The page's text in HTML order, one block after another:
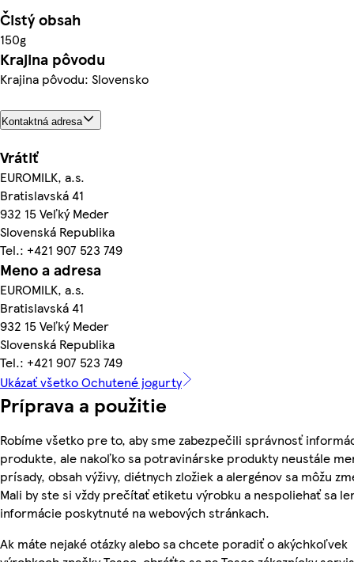
Čistý obsah
150g
Krajina pôvodu
Krajina pôvodu: Slovensko
Kontaktná adresa
Vrátiť
EUROMILK, a.s.
Bratislavská 41
932 15 Veľký Meder
Slovenská Republika
Tel.: +421 907 523 749
Meno a adresa
EUROMILK, a.s.
Bratislavská 41
932 15 Veľký Meder
Slovenská Republika
Tel.: +421 907 523 749
Ukázať všetko Ochutené jogurty
Príprava a použitie
Robíme všetko pre to, aby sme zabezpečili správnosť
produkte, ale nakoľko sa potravinárske produkty neustále
prísady, obsah výživy, diétnych zložiek a alergénov sa môžu
Mali by ste si vždy prečítať etiketu výrobku a nespoliehať sa
informácie poskytnuté na webových stránkach.
Ak máte nejaké otázky alebo sa chcete poradiť o akýchkoľvek